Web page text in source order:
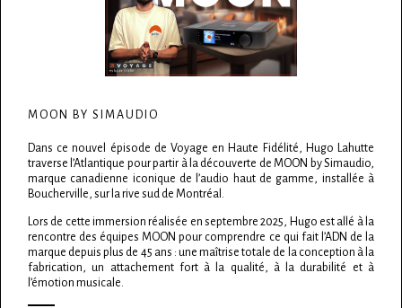
MOON BY SIMAUDIO
Dans ce nouvel épisode de Voyage en Haute Fidélité, Hugo Lahutte
traverse l’Atlantique pour partir à la découverte de MOON by Simaudio,
marque canadienne iconique de l’audio haut de gamme, installée à
Boucherville, sur la rive sud de Montréal.
Lors de cette immersion réalisée en septembre 2025, Hugo est allé à la
rencontre des équipes MOON pour comprendre ce qui fait l’ADN de la
marque depuis plus de 45 ans : une maîtrise totale de la conception à la
fabrication, un attachement fort à la qualité, à la durabilité et à
l’émotion musicale.